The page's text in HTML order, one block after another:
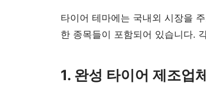
타이어 테마에는 국내외 시장을
한 종목들이 포함되어 있습니다.
1. 완성 타이어 제조업